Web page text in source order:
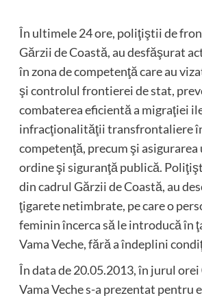
În ultimele 24 ore, poliţiştii de
Gărzii de Coastă, au desfăşurat
în zona de competenţă care au
şi controlul frontierei de stat,
combaterea eficientă a migraţiei
infracţionalităţii transfrontaliere
competenţă, precum şi
ordine şi siguranţă publică.
din cadrul Gărzii de Coastă, au
ţigarete netimbrate, pe care o
feminin încerca să le introducă în
Vama Veche, fără a îndeplini
În data de 20.05.2013, în jurul orei
Vama Veche s-a prezentat pentru